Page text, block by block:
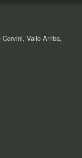
Valle Arriba,